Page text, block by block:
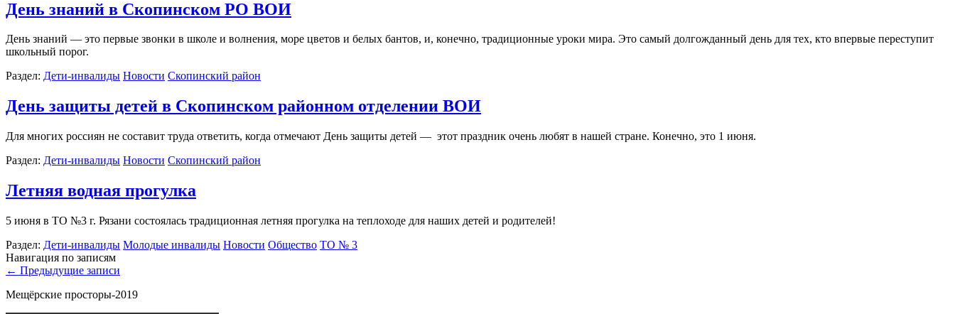
День знаний в Скопинском РО ВОИ
День знаний — это первые звонки в школе и волнения, море цветов и белых бантов, и, конечно, традиционные уроки мира. Это самый долгожданный день для тех, кто впервые переступит
школьный порог.
Раздел: Дети-инвалиды Новости Скопинcкий район
День защиты детей в Скопинском районном отделении ВОИ
Для многих россиян не составит труда ответить, когда отмечают День защиты детей — этот праздник очень любят в нашей стране. Конечно, это 1 июня.
Раздел: Дети-инвалиды Новости Скопинcкий район
Летняя водная прогулка
5 июня в ТО №3 г. Рязани состоялась традиционная летняя прогулка на теплоходе для наших детей и родителей!
Раздел: Дети-инвалиды Молодые инвалиды Новости Общество ТО № 3
Навигация по записям
← Предыдущие записи
Мещёрские просторы-2019